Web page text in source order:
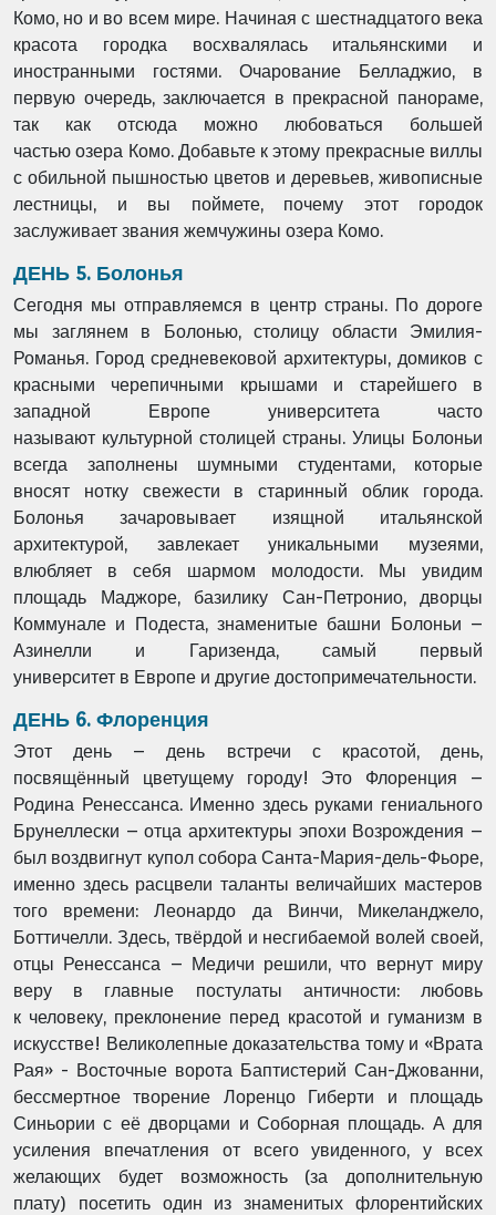
Комо, но и во всем мире. Начиная с шестнадцатого века
красота городка восхвалялась итальянскими и
иностранными гостями. Очарование Белладжио, в
первую очередь,заключается в прекрасной панораме,
так как отсюда можно любоваться большей
частьюозера Комо. Добавьте к этому прекрасные виллы
с обильной пышностью цветов и деревьев, живописные
лестницы, и вы поймете, почему этот городок
заслуживает звания жемчужины озера Комо.
ДЕНЬ 5. Болонья
Сегодня мы отправляемся в центр страны. По дороге
мы заглянем в Болонью, столицу области Эмилия-
Романья. Город средневековой архитектуры, домиков с
красными черепичными крышами и старейшего в
западной Европе университета часто
называют культурной столицей страны. Улицы Болоньи
всегда заполнены шумными студентами, которые
вносят нотку свежести в старинный облик города.
Болонья зачаровывает изящной итальянской
архитектурой, завлекает уникальными музеями,
влюбляет в себя шармом молодости. Мы увидим
площадь Маджоре, базилику Сан-Петронио, дворцы
Коммунале и Подеста, знаменитые башни Болоньи –
Азинелли и Гаризенда, самый первый
университет в Европе и другие достопримечательности.
ДЕНЬ 6. Флоренция
Этот день – день встречи с красотой, день,
посвящённый цветущему городу! Это Флоренция –
Родина Ренессанса. Именно здесь руками гениального
Брунеллески – отца архитектуры эпохи Возрождения –
был воздвигнут купол собора Санта-Мария-дель-Фьоре,
именно здесь расцвели таланты величайших мастеров
того времени: Леонардо да Винчи, Микеланджело,
Боттичелли. Здесь, твёрдой и несгибаемой волей своей,
отцы Ренессанса – Медичи решили, что вернут миру
веру в главные постулаты античности: любовь
к человеку, преклонение перед красотой и гуманизм в
искусстве! Великолепные доказательства тому и «Врата
Рая» - Восточные ворота Баптистерий Сан-Джованни,
бессмертное творение Лоренцо Гиберти и площадь
Синьории с её дворцами и Соборная площадь. А для
усиления впечатления от всего увиденного, у всех
желающих будет возможность (за дополнительную
плату) посетить один из знаменитых флорентийских